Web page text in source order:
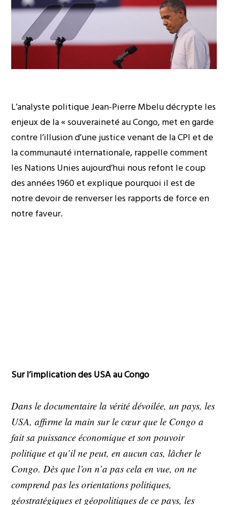
L’analyste politique Jean-Pierre Mbelu décrypte les
enjeux de la « souveraineté au Congo, met en garde
contre l’illusion d’une justice venant de la CPI et de
la communauté internationale, rappelle comment
les Nations Unies aujourd’hui nous refont le coup
des années 1960 et explique pourquoi il est de
notre devoir de renverser les rapports de force en
notre faveur.
Sur l’implication des USA au Congo
Dans le documentaire la vérité dévoilée, un pays, les
USA, affirme la main sur le cœur que le Congo a
fait sa puissance économique et son pouvoir
politique et qu’il ne peut, en aucun cas, lâcher le
Congo. Dès que l’on n’a pas cela en vue, on ne
comprend pas les orientations politiques,
géostratégiques et géopolitiques de ce pays, les